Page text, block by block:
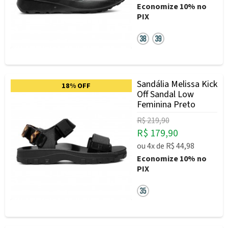
Economize10% no
PIX
18% OFF
Sandália Melissa Kick
Off Sandal Low
Feminina Preto
R$ 219,90
R$ 179,90
ou4xde R$ 44,98
Economize10% no
PIX